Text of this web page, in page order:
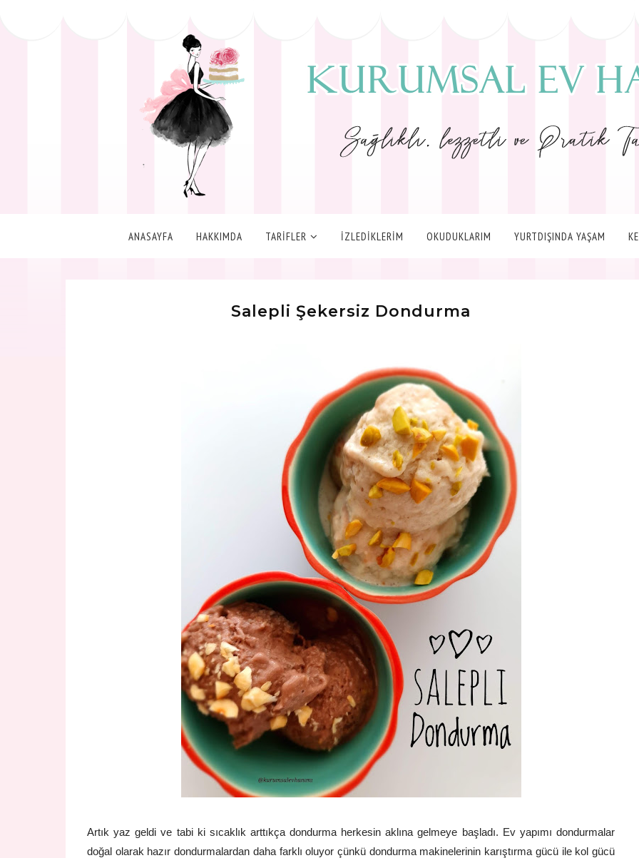
ANASAYFA HAKKIMDA TARİFLER İZLEDİKLERİM OKUDUKLARIM YURTDIŞINDA YAŞAM
Salepli Şekersiz Dondurma
Artık yaz geldi ve tabi ki sıcaklık arttıkça dondurma herkesin aklına gelmeye başladı. Ev yapımı dondurmalar
doğal olarak hazır dondurmalardan daha farklı oluyor çünkü dondurma makinelerinin karıştırma gücü ile kol gücü